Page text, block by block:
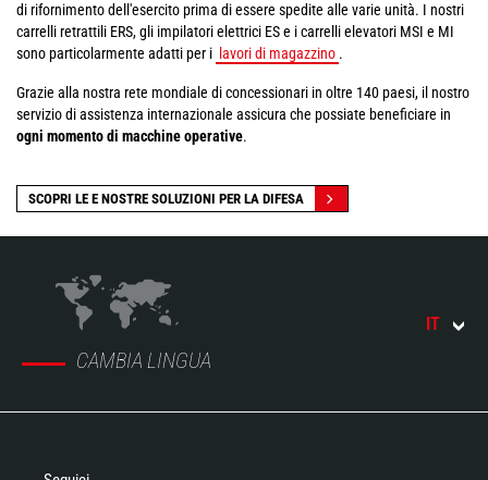
di rifornimento dell'esercito prima di essere spedite alle varie unità. I nostri
carrelli retrattili ERS, gli impilatori elettrici ES e i carrelli elevatori MSI e MI
sono particolarmente adatti per i lavori di magazzino .
Grazie alla nostra rete mondiale di concessionari in oltre 140 paesi, il nostro
servizio di assistenza internazionale assicura che possiate beneficiare in
ogni momento di macchine operative.
SCOPRI LE E NOSTRE SOLUZIONI PER LA DIFESA
CAMBIA LINGUA
IT